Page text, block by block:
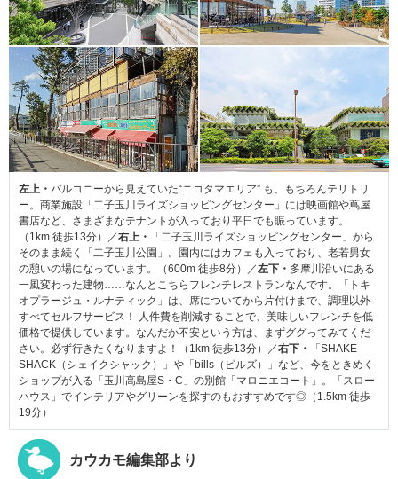
左上・ バルコニーから見えていた“ニコタマエリア” も、もちろんテリトリ
ー。商業施設「二子玉川ライズショッピングセンター」には映画館や蔦屋
書店など、さまざまなテナントが入っており平日でも賑っています。
（1km 徒歩13分）／右上・
「二子玉川ライズショッピングセンター」から
そのまま続く「二子玉川公園」。園内にはカフェも入っており、老若男女
の憩いの場になっています。（600m 徒歩8分）／左下・ 多摩川沿いにある
一風変わった建物……なんとこちらフレンチレストランなんです。「トキ
オプラージュ・ルナティック」は、席についてから片付けまで、調理以外
すべてセルフサービス！ 人件費を削減することで、美味しいフレンチを低
価格で提供しています。なんだか不安という方は、まずググってみてくだ
さい。必ず行きたくなりますよ！（1km 徒歩13分）／右下・
「SHAKE
SHACK（シェイクシャック）」や「bills（ビルズ）」など、今をときめく
ショップが入る「玉川高島屋S・C」の別館「マロニエコート」。「スロー
ハウス」でインテリアやグリーンを探すのもおすすめです◎（1.5km 徒歩
19分）
カウカモ編集部より